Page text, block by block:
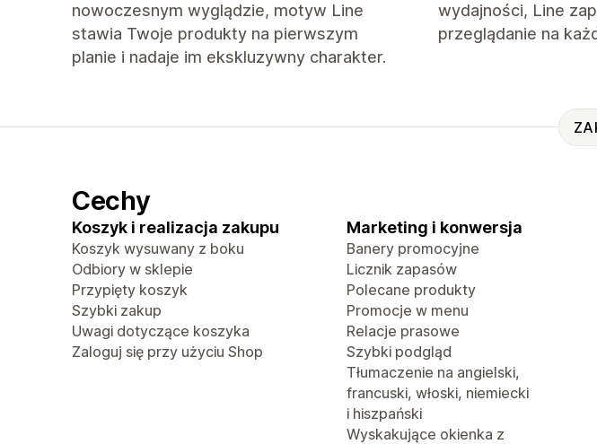
nowoczesnym wyglądzie, motyw Line
stawia Twoje produkty na pierwszym
planie i nadaje im ekskluzywny charakter.
wydajności, Line
przeglądanie na
Cechy
Koszyk i realizacja zakupu
Koszyk wysuwany z boku
Odbiory w sklepie
Przypięty koszyk
Szybki zakup
Uwagi dotyczące koszyka
Zaloguj się przy użyciu Shop
Marketing i konwersja
Banery promocyjne
Licznik zapasów
Polecane produkty
Promocje w menu
Relacje prasowe
Szybki podgląd
Tłumaczenie na angielski,
francuski, włoski, niemiecki
i hiszpański
Wyskakujące okienka z